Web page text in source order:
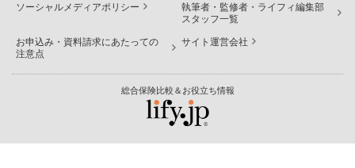
ソーシャルメディアポリシー
執筆者・監修者・ライフィ編集部
スタッフ一覧
お申込み・資料請求にあたっての
注意点
サイト運営会社
総合保険比較＆お役立ち情報